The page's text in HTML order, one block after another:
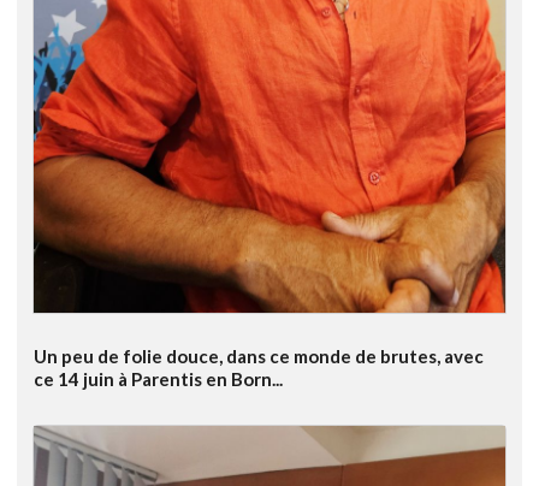
Un peu de folie douce, dans ce monde de brutes, avec
ce 14 juin à Parentis en Born...